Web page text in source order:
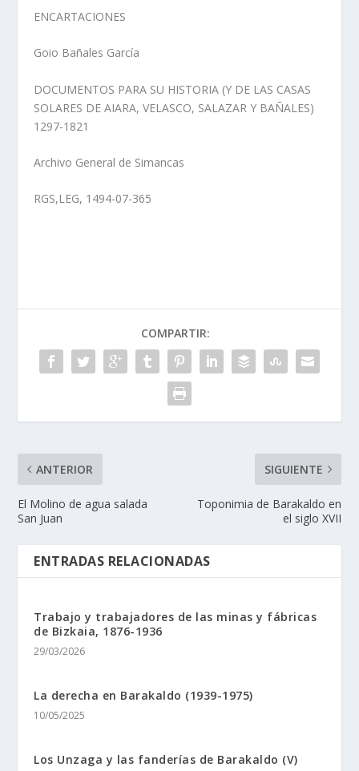
ENCARTACIONES
Goio Bañales García
DOCUMENTOS PARA SU HISTORIA (Y DE LAS CASAS
SOLARES DE AIARA, VELASCO, SALAZAR Y BAÑALES)
1297-1821
Archivo General de Simancas
RGS,LEG, 1494-07-365
COMPARTIR:
ANTERIOR
El Molino de agua salada
San Juan
SIGUIENTE
Toponimia de Barakaldo en
el siglo XVII
ENTRADAS RELACIONADAS
Trabajo y trabajadores de las minas y fábricas
de Bizkaia, 1876-1936
29/03/2026
La derecha en Barakaldo (1939-1975)
10/05/2025
Los Unzaga y las fanderías de Barakaldo (V)